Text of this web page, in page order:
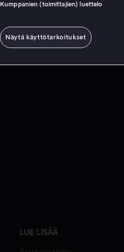
LUE LISÄÄ
Kumppanien (toimittajien) luettelo
Näytä käyttötarkoitukset